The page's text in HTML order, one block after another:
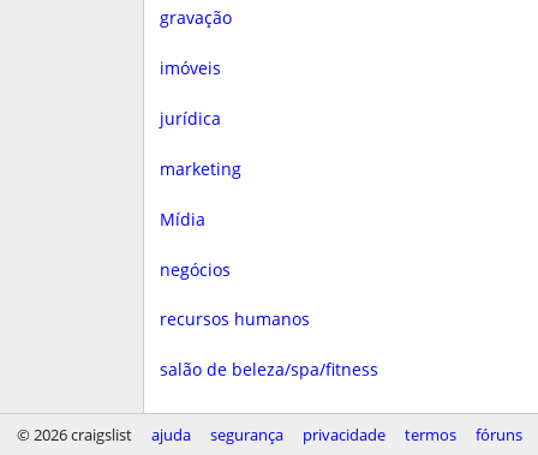
gravação
imóveis
jurídica
marketing
Mídia
negócios
recursos humanos
salão de beleza/spa/fitness
saúde
© 2026 craigslist ajuda segurança privacidade termos fóruns